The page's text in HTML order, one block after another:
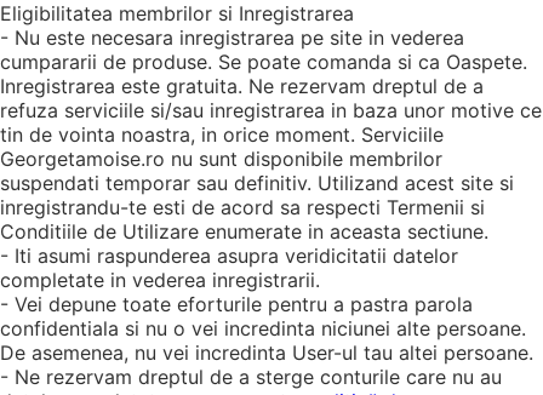
Eligibilitatea membrilor si Inregistrarea
- Nu este necesara inregistrarea pe site in vederea
cumpararii de produse. Se poate comanda si ca Oaspete.
Inregistrarea este gratuita. Ne rezervam dreptul de a
refuza serviciile si/sau inregistrarea in baza unor motive ce
tin de vointa noastra, in orice moment. Serviciile
Georgetamoise.ro nu sunt disponibile membrilor
suspendati temporar sau definitiv. Utilizand acest site si
inregistrandu-te esti de acord sa respecti Termenii si
Conditiile de Utilizare enumerate in aceasta sectiune.
- Iti asumi raspunderea asupra veridicitatii datelor
completate in vederea inregistrarii.
- Vei depune toate eforturile pentru a pastra parola
confidentiala si nu o vei incredinta niciunei alte persoane.
De asemenea, nu vei incredinta User-ul tau altei persoane.
- Ne rezervam dreptul de a sterge conturile care nu au